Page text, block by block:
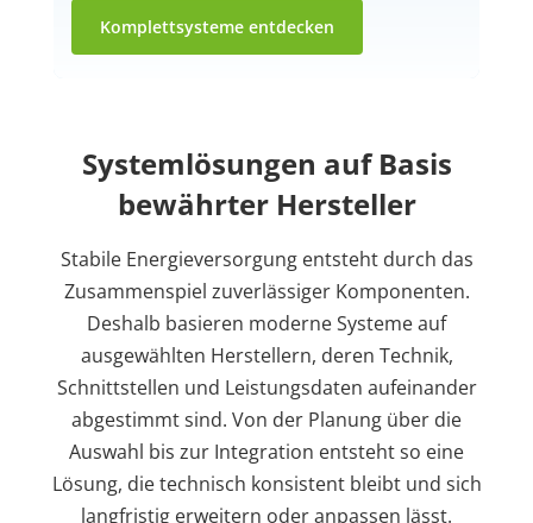
Komplettsysteme entdecken
Systemlösungen auf Basis
bewährter Hersteller
Stabile Energieversorgung entsteht durch das
Zusammenspiel zuverlässiger Komponenten.
Deshalb basieren moderne Systeme auf
ausgewählten Herstellern, deren Technik,
Schnittstellen und Leistungsdaten aufeinander
abgestimmt sind. Von der Planung über die
Auswahl bis zur Integration entsteht so eine
Lösung, die technisch konsistent bleibt und sich
langfristig erweitern oder anpassen lässt.